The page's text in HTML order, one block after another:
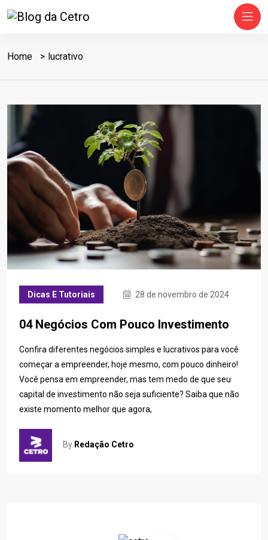
Home lucrativo
Dicas E Tutoriais 28 de novembro de 2024
04 Negócios Com Pouco Investimento
Confira diferentes negócios simples e lucrativos para você
começar a empreender, hoje mesmo, com pouco dinheiro!
Você pensa em empreender, mas tem medo de que seu
capital de investimento não seja suficiente? Saiba que não
existe momento melhor que agora,
By Redação Cetro